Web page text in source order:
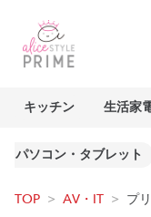
キッチン 生活家
パソコン・タブレット
TOP > AV・IT > プ